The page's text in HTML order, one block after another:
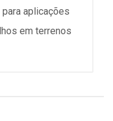
aplicações
em terrenos